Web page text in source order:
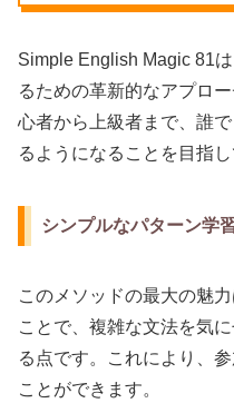
Simple English Magic 81
るための革新的なアプロ
心者から上級者まで、誰
るようになることを目指し
シンプルなパターン学
このメソッドの最大の魅
ことで、複雑な文法を気
る点です。これにより、
ことができます。